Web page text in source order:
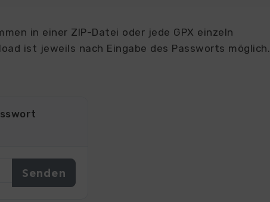
in einer ZIP-Datei oder jede GPX einzeln
ist jeweils nach Eingabe des Passworts möglich.